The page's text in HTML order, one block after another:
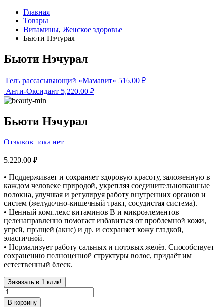
Главная
Товары
Витамины, Женское здоровье
Бьюти Нэчурал
Бьюти Нэчурал
Гель рассасывающий «Мамавит» 516.00 ₽
Анти-Оксидант 5,220.00 ₽
Бьюти Нэчурал
Отзывов пока нет.
5,220.00 ₽
• Поддерживает и сохраняет здоровую красоту, заложенную в
каждом человеке природой, укрепляя соединительнотканные
волокна, улучшая и регулируя работу внутренних органов и
систем (желудочно-кишечный тракт, сосудистая система).
• Ценный комплекс витаминов В и микроэлементов
целенаправленно помогает избавиться от проблемной кожи,
угрей, прыщей (акне) и др. и сохраняет кожу гладкой,
эластичной.
• Нормализует работу сальных и потовых желёз. Способствует
сохранению полноценной структуры волос, придаёт им
естественный блеск.
Заказать в 1 клик!
В корзину